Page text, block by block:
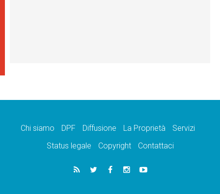
Chi siamo DPF Diffusione La Proprietà
Servizi
Status legale
Copyright Contattaci